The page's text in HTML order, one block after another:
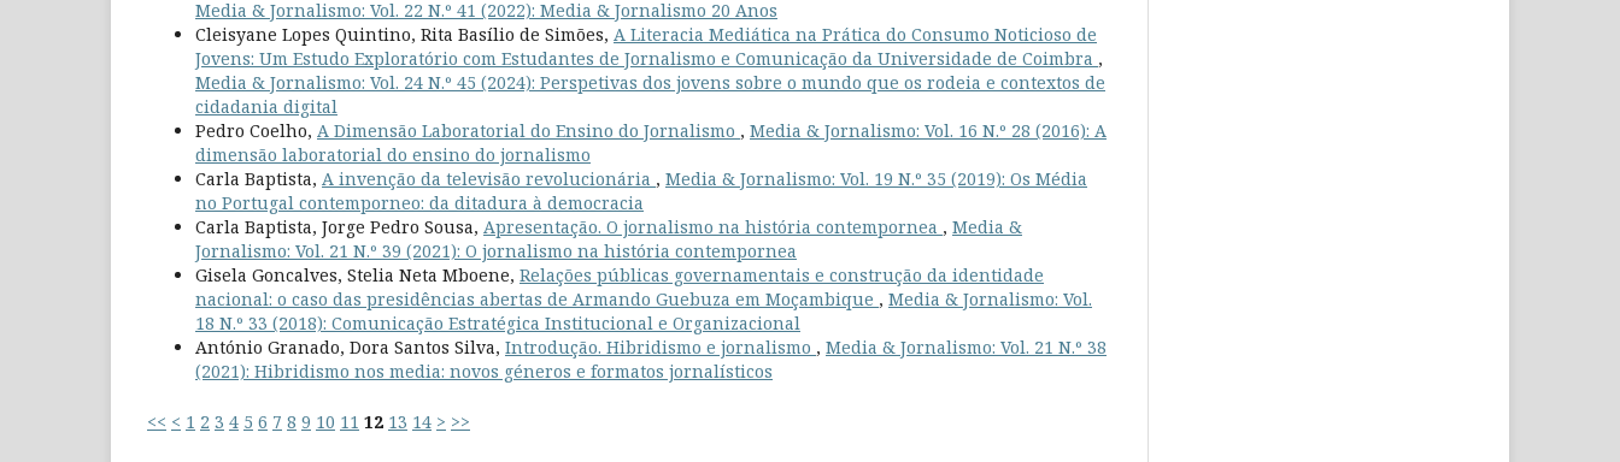
Media & Jornalismo: Vol. 22 N.º 41 (2022): Media & Jornalismo 20 Anos
Cleisyane Lopes Quintino, Rita Basílio de Simões, A Literacia Mediática na Prática do Consumo Noticioso de
Jovens: Um Estudo Exploratório com Estudantes de Jornalismo e Comunicação da Universidade de Coimbra ,
Media & Jornalismo: Vol. 24 N.º 45 (2024): Perspetivas dos jovens sobre o mundo que os rodeia e contextos de
cidadania digital
Pedro Coelho, A Dimensão Laboratorial do Ensino do Jornalismo , Media & Jornalismo: Vol. 16 N.º 28 (2016): A
dimensão laboratorial do ensino do jornalismo
Carla Baptista, A invenção da televisão revolucionária , Media & Jornalismo: Vol. 19 N.º 35 (2019): Os Média
no Portugal contemporneo: da ditadura à democracia
Carla Baptista, Jorge Pedro Sousa, Apresentação. O jornalismo na história contempornea , Media &
Jornalismo: Vol. 21 N.º 39 (2021): O jornalismo na história contempornea
Gisela Goncalves, Stelia Neta Mboene, Relações públicas governamentais e construção da identidade
nacional: o caso das presidências abertas de Armando Guebuza em Moçambique , Media & Jornalismo: Vol.
18 N.º 33 (2018): Comunicação Estratégica Institucional e Organizacional
António Granado, Dora Santos Silva, Introdução. Hibridismo e jornalismo , Media & Jornalismo: Vol. 21 N.º 38
(2021): Hibridismo nos media: novos géneros e formatos jornalísticos
<< < 1 2 3 4 5 6 7 8 9 10 11 12 13 14 > >>